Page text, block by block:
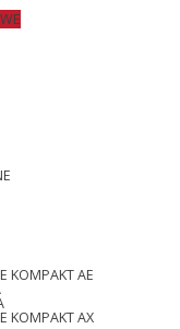
KOMPAKT AE
KOMPAKT AX